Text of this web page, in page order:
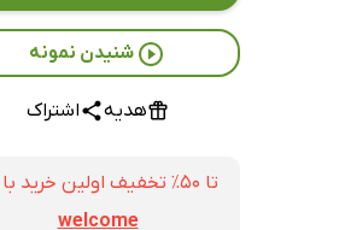
شنیدن نمونه
هدیه اشتراک
تا ۵۰٪ تخفیف اولین خرید با کد
welcome